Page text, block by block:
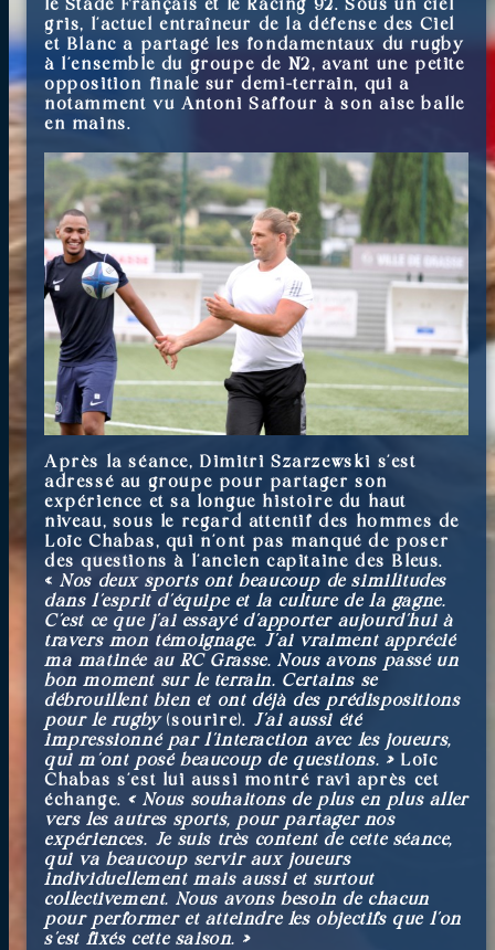
le Stade Français et le Racing 92. Sous un ciel
gris, l’actuel entraîneur de la défense des Ciel
et Blanc a partagé les fondamentaux du rugby
à l’ensemble du groupe de N2, avant une petite
opposition finale sur demi-terrain, qui a
notamment vu Antoni Saffour à son aise balle
en mains.
Après la séance, Dimitri Szarzewski s’est
adressé au groupe pour partager son
expérience et sa longue histoire du haut
niveau, sous le regard attentif des hommes de
Loïc Chabas, qui n’ont pas manqué de poser
des questions à l’ancien capitaine des Bleus.
«Nos deux sports ont beaucoup de similitudes
dans l’esprit d’équipe et la culture de la gagne.
C’est ce que j’ai essayé d’apporter aujourd’hui à
travers mon témoignage. J’ai vraiment apprécié
ma matinée au RC Grasse. Nous avons passé un
bon moment sur le terrain. Certains se
débrouillent bien et ont déjà des prédispositions
pour le rugby(sourire). J’ai aussi été
impressionné par l’interaction avec les joueurs,
qui m’ont posé beaucoup de questions. » Loïc
Chabas s’est lui aussi montré ravi après cet
échange. « Nous souhaitons de plus en plus aller
vers les autres sports, pour partager nos
expériences. Je suis très content de cette séance,
qui va beaucoup servir aux joueurs
individuellement mais aussi et surtout
collectivement. Nous avons besoin de chacun
pour performer et atteindre les objectifs que l’on
s’est fixés cette saison. »